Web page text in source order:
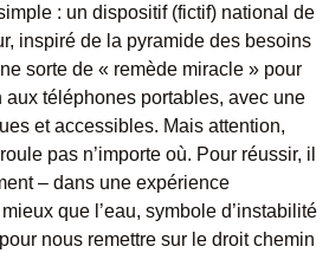
: un dispositif (fictif) national de
inspiré de la pyramide des besoins
sorte de « remède miracle » pour
téléphones portables, avec une
et accessibles. Mais attention,
pas n’importe où. Pour réussir, il
– dans une expérience
que l’eau, symbole d’instabilité
nous remettre sur le droit chemin